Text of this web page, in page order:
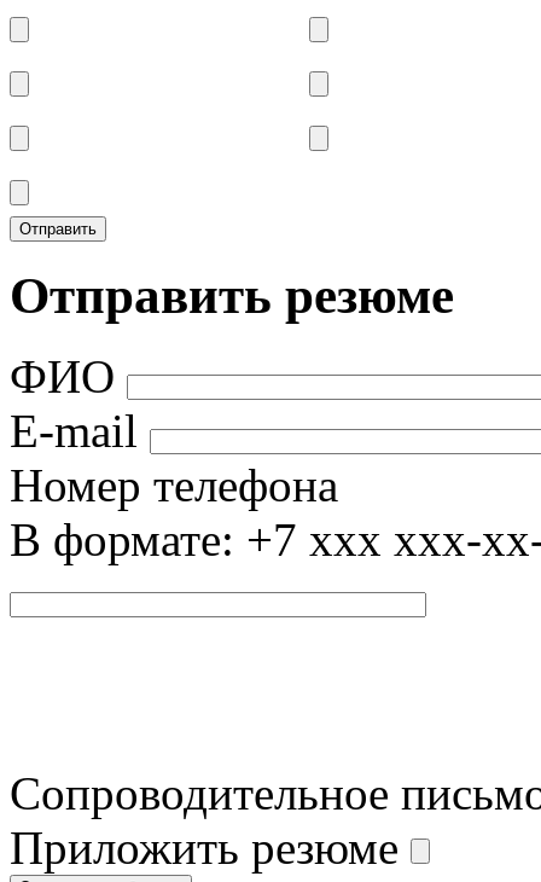
Отправить резюме
ФИО
E-mail
Номер телефона
В формате: +7 xxx xxx-
Сопроводительное
Приложить резюме